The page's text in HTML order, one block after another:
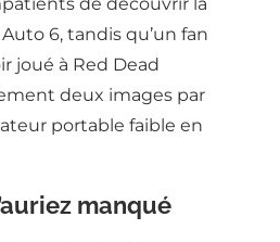
de découvrir la
6, tandis qu’un fan
joué à Red Dead
deux images par
portable faible en
manqué